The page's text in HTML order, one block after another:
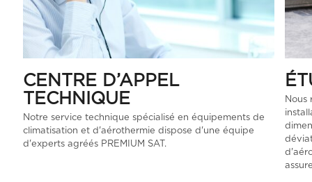
CENTRE D’APPEL
TECHNIQUE
Notre service technique spécialisé en équipements de
climatisation et d'aérothermie dispose d'une équipe
d'experts agréés PREMIUM SAT.
Nous